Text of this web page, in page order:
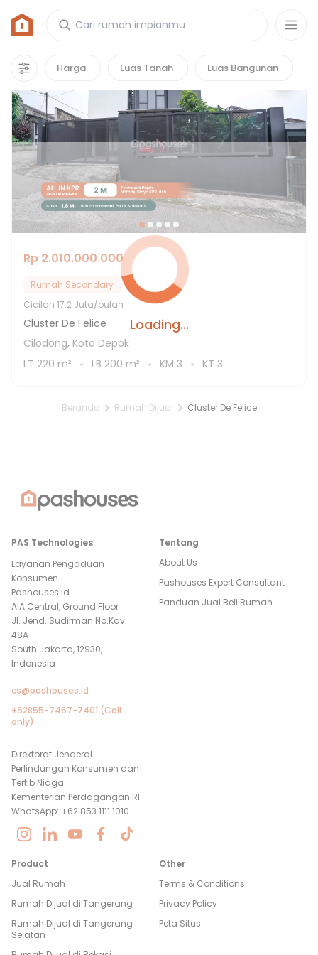
Harga Luas Tanah Luas Bangunan
Loading...
Rumah di Cluster De Felice
1properti
Hot Deals
Rp 2.010.000.000
Rumah Secondary
Cicilan 17.2 Juta/bulan
Cluster De Felice
Cilodong, Kota Depok
LT 220 m² LB 200 m² KM 3 KT 3
Beranda Rumah Dijual Cluster De Felice
PAS Technologies
Layanan Pengaduan
Konsumen
Pashouses.id
AIA Central, Ground Floor
Jl. Jend. Sudirman No.Kav.
48A
South Jakarta, 12930,
Indonesia
cs@pashouses.id
+62855-7467-7401 (Call
only)
Direktorat Jenderal
Perlindungan Konsumen dan
Tertib Niaga
Kementerian Perdagangan RI
WhatsApp: +62 853 1111 1010
Tentang
About Us
Pashouses Expert Consultant
Panduan Jual Beli Rumah
Product
Jual Rumah
Rumah Dijual di Tangerang
Rumah Dijual di Tangerang
Selatan
Other
Terms & Conditions
Privacy Policy
Peta Situs